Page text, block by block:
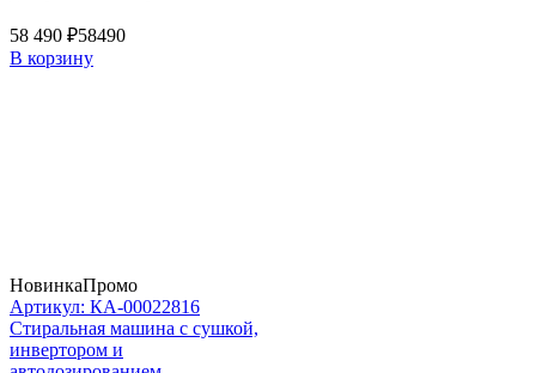
58 490 ₽58490
В корзину
НовинкаПромо
Артикул: КА-00022816
Стиральная машина c сушкой,
инвертором и